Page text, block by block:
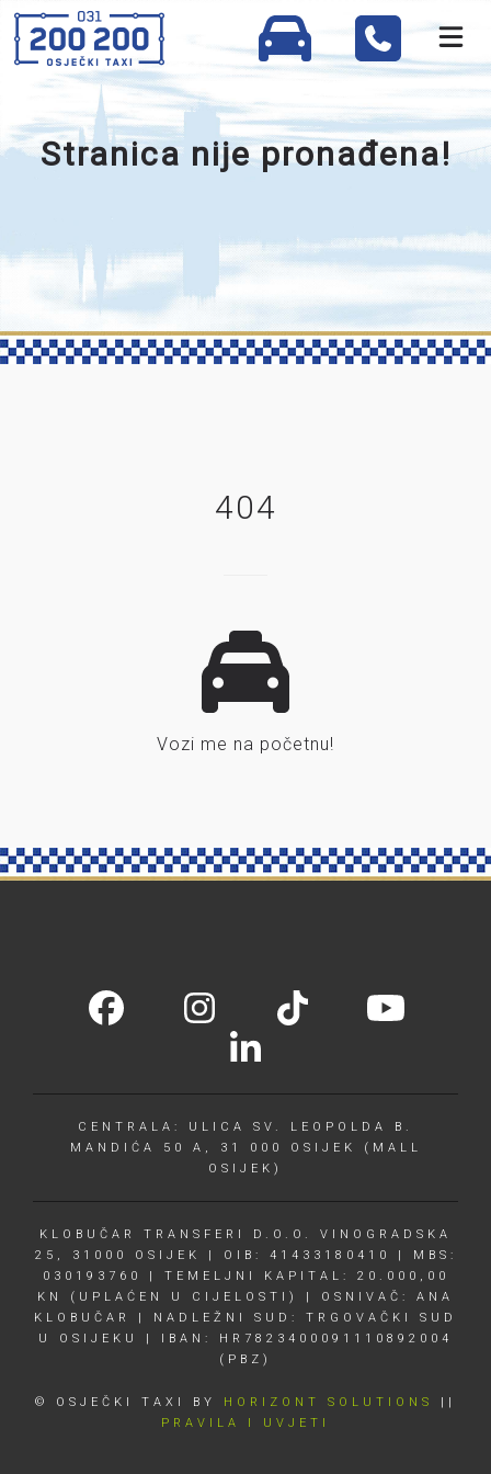
Stranica nije pronađena!
404
Vozi me na početnu!
CENTRALA: ULICA SV. LEOPOLDA B.
MANDIĆA 50 A, 31 000 OSIJEK (MALL
OSIJEK)
KLOBUČAR TRANSFERI D.O.O. VINOGRADSKA
25, 31000 OSIJEK | OIB: 41433180410 | MBS:
030193760 | TEMELJNI KAPITAL: 20.000,00
KN (UPLAĆEN U CIJELOSTI) | OSNIVAČ: ANA
KLOBUČAR | NADLEŽNI SUD: TRGOVAČKI SUD
U OSIJEKU | IBAN: HR7823400091110892004
(PBZ)
© OSJEČKI TAXI BY HORIZONT SOLUTIONS
||
PRAVILA I UVJETI